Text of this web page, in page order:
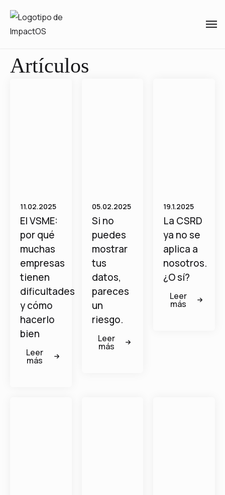
Artículos
11.02.2025
El VSME:
por qué
muchas
empresas
tienen
dificultades
y cómo
hacerlo
bien
Leer
más
05.02.2025
Si no
puedes
mostrar
tus
datos,
pareces
un
riesgo.
Leer
más
19.1.2025
La CSRD
ya no se
aplica a
nosotros.
¿O sí?
Leer
más